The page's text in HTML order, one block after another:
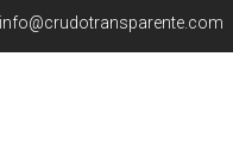
info@crudotransparente.com